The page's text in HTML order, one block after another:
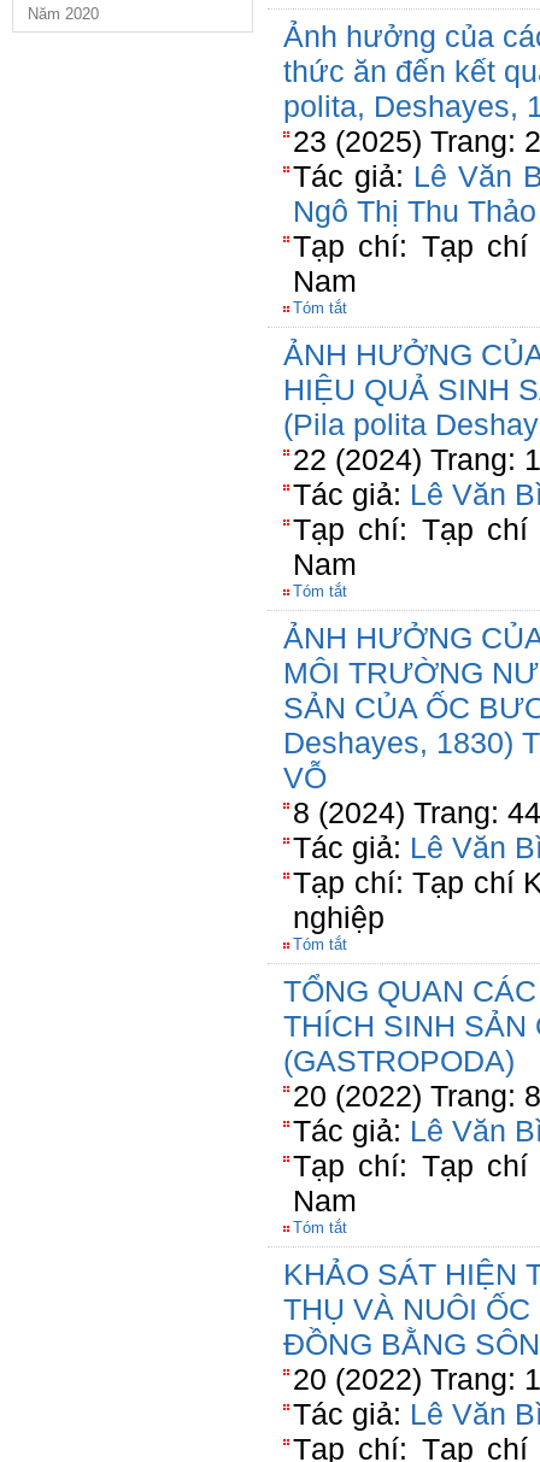
Năm 2020
Ảnh hưởng của
thức ăn đến kết
polita, Deshayes,
23 (2025) Trang:
Tác giả: Lê Văn
Ngô Thị Thu Thảo
Tạp chí: Tạp chí
Nam
Tóm tắt
ẢNH HƯỞNG
HIỆU QUẢ SINH
(Pila polita
22 (2024) Trang:
Tác giả: Lê Văn
Tạp chí: Tạp chí
Nam
Tóm tắt
ẢNH HƯỞNG
MÔI TRƯỜNG
SẢN CỦA ỐC
Deshayes, 1830)
VỖ
8 (2024) Trang:
Tác giả: Lê Văn
Tạp chí: Tạp chí
nghiệp
Tóm tắt
TỔNG QUAN
THÍCH SINH
(GASTROPODA)
20 (2022) Trang:
Tác giả: Lê Văn
Tạp chí: Tạp chí
Nam
Tóm tắt
KHẢO SÁT HIỆN
THỤ VÀ NUÔI
ĐỒNG BẰNG
20 (2022) Trang:
Tác giả: Lê Văn
Tạp chí: Tạp chí